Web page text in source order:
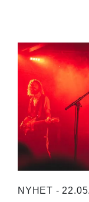
NYHET -